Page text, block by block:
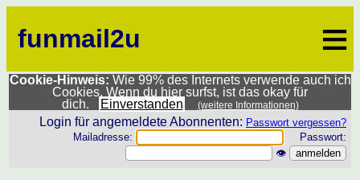
funmail2u ≡
Cookie-Hinweis: Wie 99% des Internets verwende auch ich
Cookies. Wenn du hier surfst, ist das okay für
dich.
Einverstanden (weitere Informationen)
Login für angemeldete Abonnenten: Passwort vergessen?
Mailadresse:
Passwort:
👁